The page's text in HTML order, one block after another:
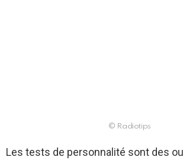
© Radiotips
Les tests de personnalité sont des